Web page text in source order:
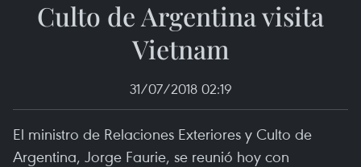
Culto de Argentina visita
Vietnam
31/07/2018 02:19
El ministro de Relaciones Exteriores y Culto de
Argentina, Jorge Faurie, se reunió hoy con